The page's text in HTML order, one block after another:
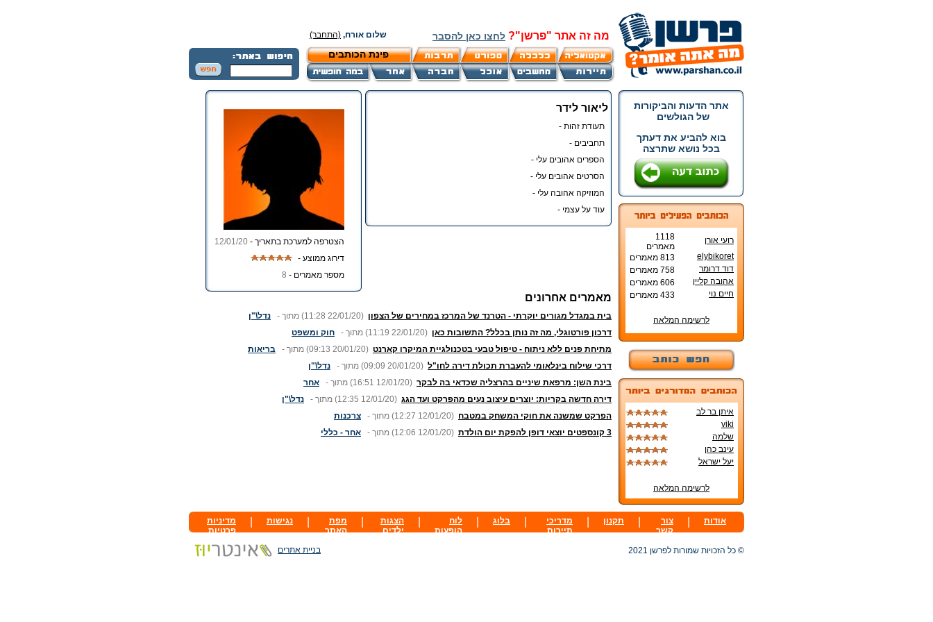
מה זה אתר "פרשן"? לחצו כאן להסבר שלום אורח, (התחבר)
פינת הכותבים
אתר הדעות והביקורות
של הגולשים
בוא להביע את דעתך
בכל נושא שתרצה
רועי אורן
1118
מאמרים
elybikoret
813 מאמרים
דוד דרומר
758 מאמרים
אהובה קליין
606 מאמרים
חיים נוי
433 מאמרים
לרשימה המלאה
איתן בר לב
viki
שלמה
עינב כהן
יעל ישראל
לרשימה המלאה
ליאור לידר
תעודת זהות -
תחביבים -
הספרים אהובים עלי -
הסרטים אהובים עלי -
המוזיקה אהובה עלי -
עוד על עצמי -
הצטרפה למערכת בתאריך - 12/01/20
דירוג ממוצע -
מספר מאמרים - 8
מאמרים אחרונים
בית במגדל מגורים יוקרתי - הטרנד של המרכז במחירים של הצפון (11:28 22/01/20) מתוך -
נדל\"ן
דרכון פורטוגלי, מה זה נותן בכלל? התשובות כאן (11:19 22/01/20) מתוך -
חוק ומשפט
מתיחת פנים ללא ניתוח - טיפול טבעי בטכנולגיית המיקרו קארנט (09:13 20/01/20) מתוך -
בריאות
דרכי שילוח בינלאומי להעברת תכולת דירה לחו"ל (09:09 20/01/20) מתוך -
נדל\"ן
בינת השן: מרפאת שיניים בהרצליה שכדאי בה לבקר (16:51 12/01/20) מתוך -
אחר
דירה חדשה בקריות: יוצרים עיצוב נעים מהפרקט ועד הגג (12:35 12/01/20) מתוך -
נדל\"ן
הפרקט שמשנה את חוקי המשחק במטבח (12:27 12/01/20) מתוך -
צרכנות
3 קונספטים יוצאי דופן להפקת יום הולדת
(12:06 12/01/20) מתוך - אחר - כללי
אודות
צור
קשר
תקנון
מדריכי
תיירות
בלוג
לוח
הופעות
הצגות
ילדים
מפת
האתר
נגישות
מדיניות
פרטיות
© כל הזכויות שמורות לפרשן 2021 בניית אתרים